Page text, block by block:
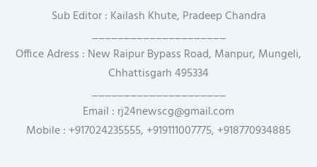
Sub Editor : Kailash Khute, Pradeep Chandra
_____________________
Office Adress : New Raipur Bypass Road, Manpur, Mungeli,
Chhattisgarh 495334
_____________________
Email : rj24newscg@gmail.com
Mobile : +917024235555, +919111007775, +918770934885